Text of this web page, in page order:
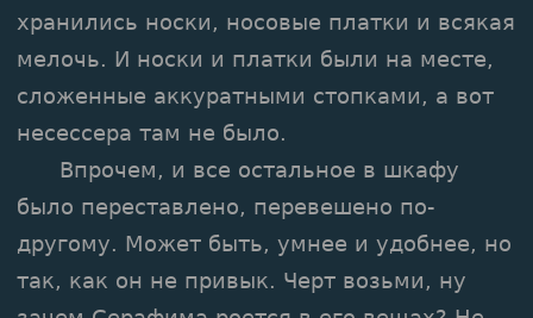
хранились носки, носовые платки и всякая
мелочь. И носки и платки были на месте,
сложенные аккуратными стопками, а вот
несессера там не было.
Впрочем, и все остальное в шкафу
было переставлено, перевешено по-
другому. Может быть, умнее и удобнее, но
так, как он не привык. Черт возьми, ну